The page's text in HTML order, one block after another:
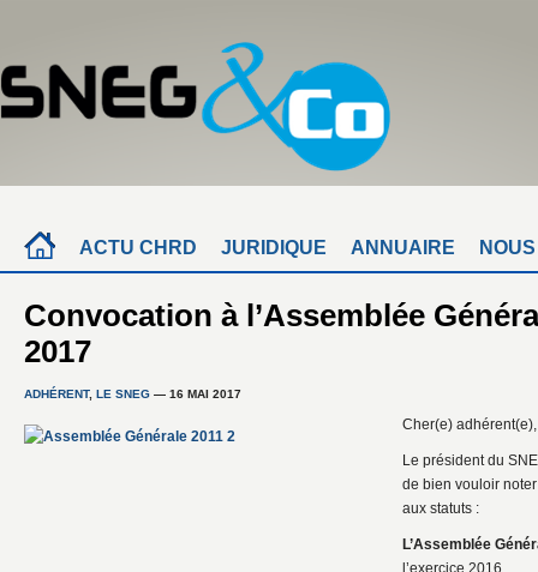
ACTU CHRD JURIDIQUE ANNUAIRE
Convocation à l’Assemblée
2017
ADHÉRENT, LE SNEG — 16 MAI 2017
Cher(e) adhérent(e),
Le président du
de bien vouloir
aux statuts :
L’Assemblée
l’exercice 2016